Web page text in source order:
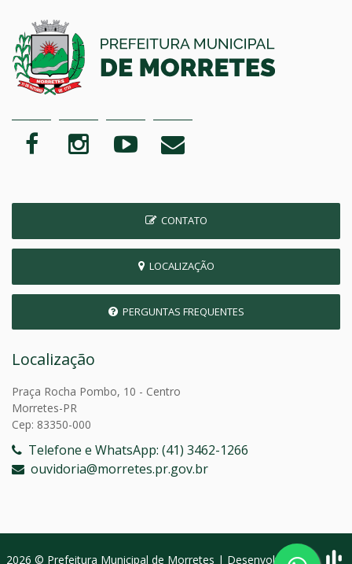
CONTATO
LOCALIZAÇÃO
PERGUNTAS FREQUENTES
Localização
Praça Rocha Pombo, 10 - Centro
Morretes-PR
Cep: 83350-000
Telefone e WhatsApp: (41) 3462-1266
ouvidoria@morretes.pr.gov.br
2026 © Prefeitura Municipal de Morretes | Desenvolvido por: